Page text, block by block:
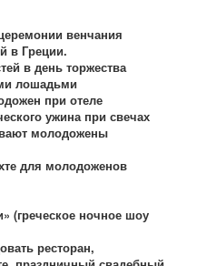
венчания
в Греции.
в день торжества
лошадьми
при отеле
ужина при свечах
молодожены
для молодоженов
(греческое ночное шоу
ресторан,